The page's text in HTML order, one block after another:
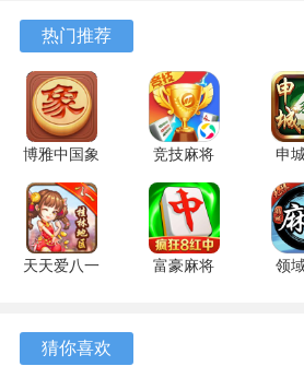
游戏描述
1、游戏还拥有多种玩法，包括斗地
闪电，满足了不同玩家的需求。
2、游戏中有千万真人玩家，你可以
联网PK，体验刺激的对战乐趣。
3、好彩斗地主是一款专为斗地主爱
游戏说明
安卓版
122.7.291
热门推荐
博雅中国象
棋 4.3.1 安
卓版
竞技麻将
1.20 安卓
版
申
天天爱八一
富豪麻将
领
猜你喜欢